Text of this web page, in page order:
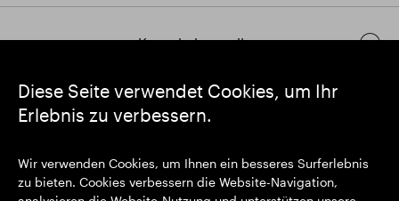
Diese Seite verwendet Cookies, um Ihr
Erlebnis zu verbessern.
Wir verwenden Cookies, um Ihnen ein besseres Surferlebnis
zu bieten. Cookies verbessern die Website-Navigation,
Kontakt herstellen
https://www.linkedin.com/
Eingetragener Sitz: 1 New Burlington Place, London W1S 2HR
Im Vereinigten Königreich registrierte Nr. 167591